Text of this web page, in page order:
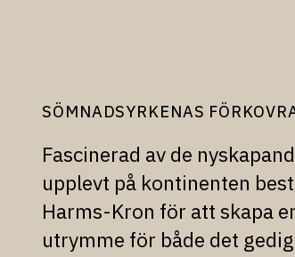
SÖMNADSYRKENAS
Fascinerad av de
upplevt på kontinenten
Harms-Kron för att skapa
utrymme för både det